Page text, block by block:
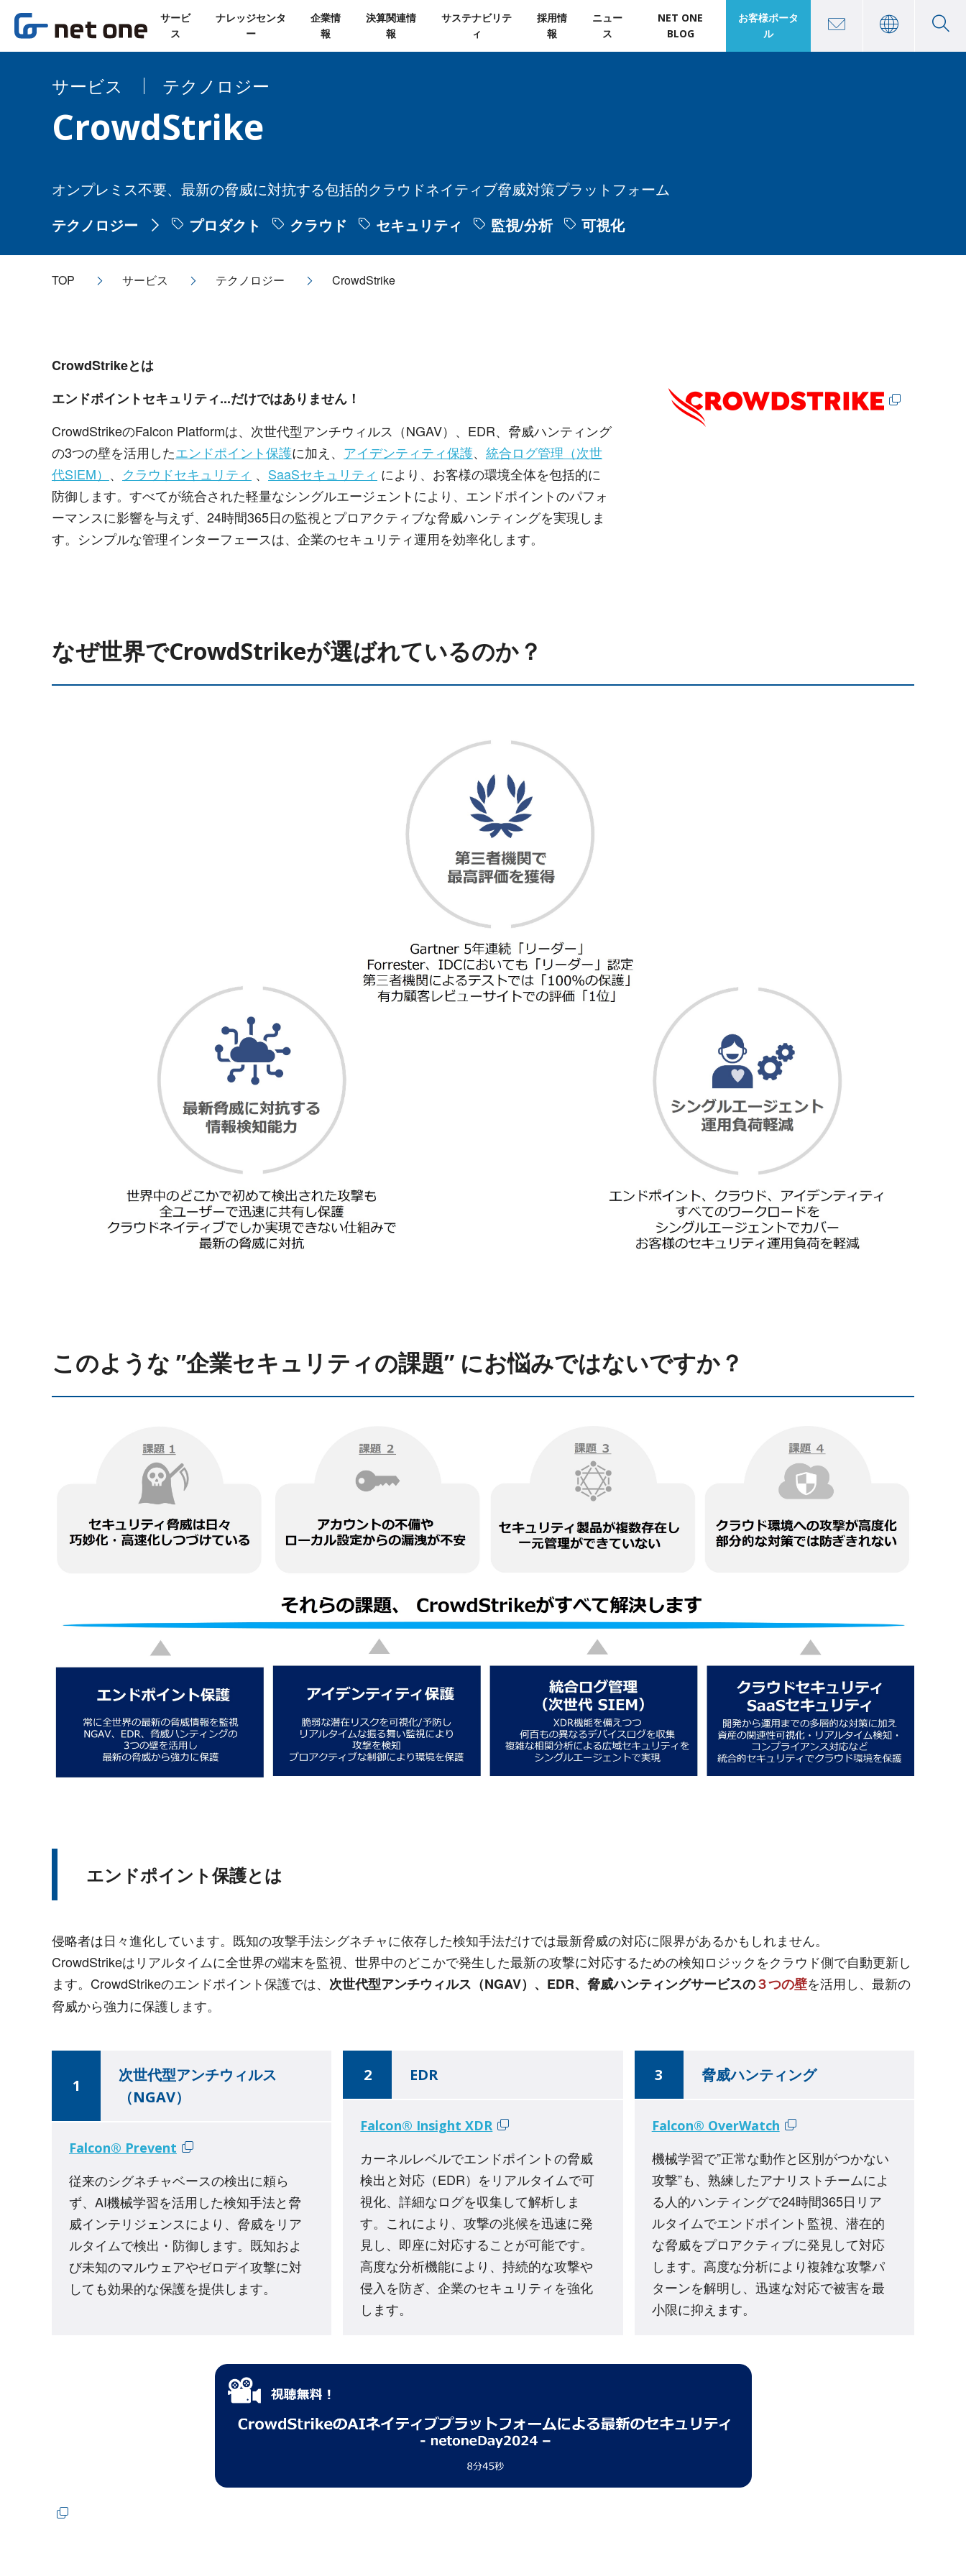
サービ
ス
ナレッジセンタ
ー
企業情
報
決算関連情
報
サステナビリテ
ィ
採用情
報
ニュー
ス
NET ONE
BLOG
お客様ポータ
ル
サービス テクノロジー
CrowdStrike
オンプレミス不要、最新の脅威に対抗する包括的クラウドネイティブ脅威対策プラットフォーム
テクノロジー プロダクト クラウド セキュリティ 監視/分析 可視化
TOP サービス テクノロジー CrowdStrike
CrowdStrikeとは
エンドポイントセキュリティ...だけではありません！
CrowdStrikeのFalcon Platformは、次世代型アンチウィルス（NGAV）、EDR、脅威ハンティング
の3つの壁を活用したエンドポイント保護に加え、 アイデンティティ保護、 統合ログ管理（次世
代SIEM） 、 クラウドセキュリティ 、 SaaSセキュリティ により、お客様の環境全体を包括的に
防御します。すべてが統合された軽量なシングルエージェントにより、エンドポイントのパフォ
ーマンスに影響を与えず、24時間365日の監視とプロアクティブな脅威ハンティングを実現しま
す。シンプルな管理インターフェースは、企業のセキュリティ運用を効率化します。
なぜ世界でCrowdStrikeが選ばれているのか？
このような ”企業セキュリティの課題” にお悩みではないですか？
エンドポイント保護とは
侵略者は日々進化しています。既知の攻撃手法シグネチャに依存した検知手法だけでは最新脅威の対応に限界があるかもしれません。
CrowdStrikeはリアルタイムに全世界の端末を監視、世界中のどこかで発生した最新の攻撃に対応するための検知ロジックをクラウド側で自動更新し
ます。CrowdStrikeのエンドポイント保護では、 次世代型アンチウィルス（NGAV）、EDR、脅威ハンティングサービスの３つの壁を活用し、最新の
脅威から強力に保護します。
1
次世代型アンチウィルス
（NGAV）
Falcon® Prevent
従来のシグネチャベースの検出に頼ら
ず、AI機械学習を活用した検知手法と脅
威インテリジェンスにより、脅威をリア
ルタイムで検出・防御します。既知およ
び未知のマルウェアやゼロデイ攻撃に対
しても効果的な保護を提供します。
2 EDR
Falcon® Insight XDR
カーネルレベルでエンドポイントの脅威
検出と対応（EDR）をリアルタイムで可
視化、詳細なログを収集して解析しま
す。これにより、攻撃の兆候を迅速に発
見し、即座に対応することが可能です。
高度な分析機能により、持続的な攻撃や
侵入を防ぎ、企業のセキュリティを強化
します。
3 脅威ハンティング
Falcon® OverWatch
機械学習で”正常な動作と区別がつかない
攻撃”も、熟練したアナリストチームによ
る人的ハンティングで24時間365日リア
ルタイムでエンドポイント監視、潜在的
な脅威をプロアクティブに発見して対応
します。高度な分析により複雑な攻撃パ
ターンを解明し、迅速な対応で被害を最
小限に抑えます。